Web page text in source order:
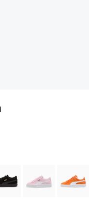
White
PUMA White
PUMA Black-PUMA
Pink Lady-